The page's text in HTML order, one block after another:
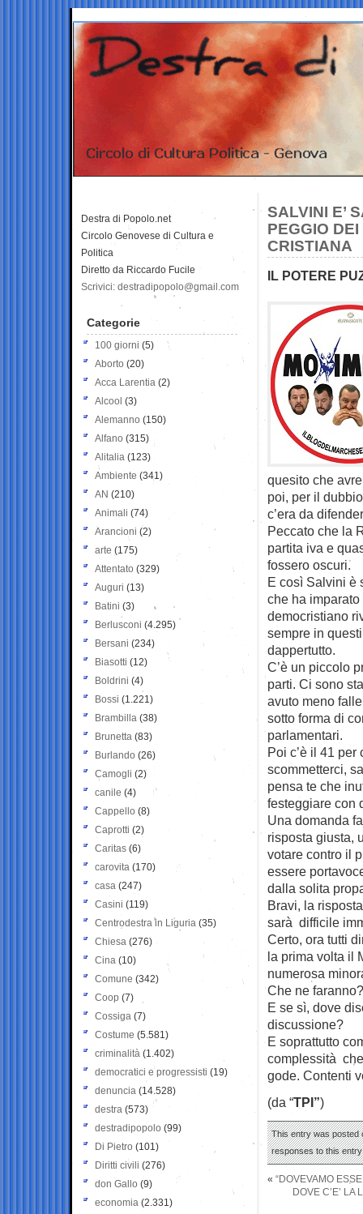
SALVINI E’
PEGGIO
CRISTIANA
IL POTERE
quesito che
poi, per il
c’era da
Peccato che la
partita iva e
fossero oscuri.
E così Salvini è
che ha
democristiano
sempre in
dappertutto.
C’è un piccolo
parti. Ci sono
avuto meno
sotto forma di
parlamentari.
Poi c’è il 41 per
scommetterci,
pensa te che
festeggiare con
Una domanda
risposta giusta,
votare contro il
essere
dalla solita
Bravi, la
sarà difficile
Certo, ora tutti
la prima volta il
numerosa
Che ne
E se sì, dove
discussione?
E soprattutto
complessità
gode. Contenti
(da “TPI”)
This entry was posted
responses to this
« “DOVEVAMO
DOVE C’E’
Destra di Popolo.net
Circolo Genovese di Cultura e
Politica
Diretto da Riccardo Fucile
Scrivici: destradipopolo@gmail.com
Categorie
100 giorni (5)
Aborto (20)
Acca Larentia (2)
Alcool (3)
Alemanno (150)
Alfano (315)
Alitalia (123)
Ambiente (341)
AN (210)
Animali (74)
Arancioni (2)
arte (175)
Attentato (329)
Auguri (13)
Batini (3)
Berlusconi (4.295)
Bersani (234)
Biasotti (12)
Boldrini (4)
Bossi (1.221)
Brambilla (38)
Brunetta (83)
Burlando (26)
Camogli (2)
canile (4)
Cappello (8)
Caprotti (2)
Caritas (6)
carovita (170)
casa (247)
Casini (119)
Centrodestra in Liguria (35)
Chiesa (276)
Cina (10)
Comune (342)
Coop (7)
Cossiga (7)
Costume (5.581)
criminalità (1.402)
democratici e progressisti (19)
denuncia (14.528)
destra (573)
destradipopolo (99)
Di Pietro (101)
Diritti civili (276)
don Gallo (9)
economia (2.331)